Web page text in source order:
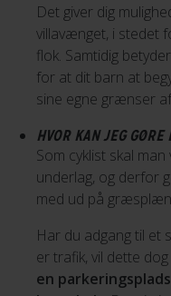
Det giver dig
villavænget, i stedet
flok. Samtidig
for at dit barn at
sine egne grænser
HVOR KAN JEG GØRE
Som cyklist skal
underlag, og derfor
med ud på
Har du adgang til et
er trafik, vil dette
en